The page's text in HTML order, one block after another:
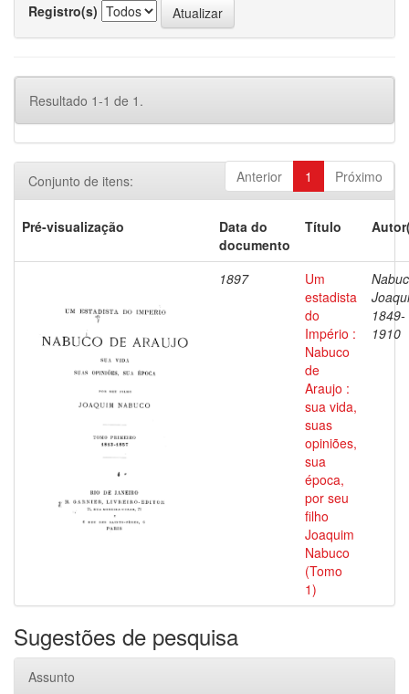
Registro(s)
Resultado 1-1 de 1.
Anterior 1 Próximo
Conjunto de itens:
Pré-visualização
Data do
documento
Título
1897
Um
estadista
do
Império :
Nabuco
de
Araujo :
sua vida,
suas
opiniões,
sua
época,
por seu
filho
Joaquim
Nabuco
(Tomo
1)
1849-
1910
Sugestões de pesquisa
Assunto